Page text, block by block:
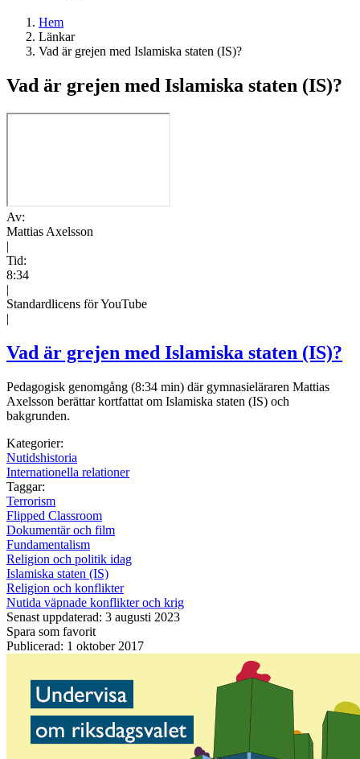
Hem
Länkar
Vad är grejen med Islamiska staten (IS)?
Vad är grejen med Islamiska staten (IS)?
Av:
Mattias Axelsson
|
Tid:
8:34
|
Standardlicens för YouTube
|
Vad är grejen med Islamiska staten (IS)?
Pedagogisk genomgång (8:34 min) där gymnasieläraren Mattias
Axelsson berättar kortfattat om Islamiska staten (IS) och
bakgrunden.
Kategorier:
Nutidshistoria
Internationella relationer
Taggar:
Terrorism
Flipped Classroom
Dokumentär och film
Fundamentalism
Religion och politik idag
Islamiska staten (IS)
Religion och konflikter
Nutida väpnade konflikter och krig
Senast uppdaterad: 3 augusti 2023
Spara som favorit
Publicerad: 1 oktober 2017